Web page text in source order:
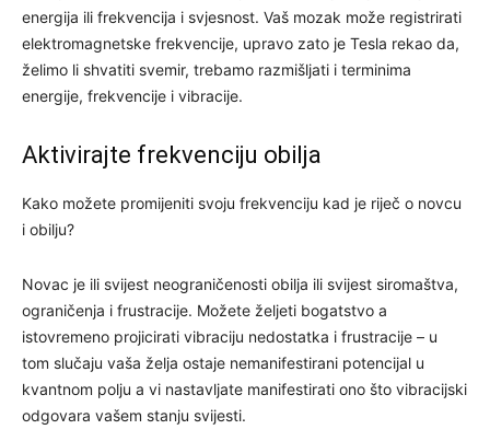
energija ili frekvencija i svjesnost. Vaš mozak može registrirati
elektromagnetske frekvencije, upravo zato je Tesla rekao da,
želimo li shvatiti svemir, trebamo razmišljati i terminima
energije, frekvencije i vibracije.
Aktivirajte frekvenciju obilja
Kako možete promijeniti svoju frekvenciju kad je riječ o novcu
i obilju?
Novac je ili svijest neograničenosti obilja ili svijest siromaštva,
ograničenja i frustracije. Možete željeti bogatstvo a
istovremeno projicirati vibraciju nedostatka i frustracije – u
tom slučaju vaša želja ostaje nemanifestirani potencijal u
kvantnom polju a vi nastavljate manifestirati ono što vibracijski
odgovara vašem stanju svijesti.